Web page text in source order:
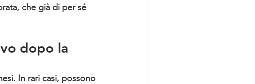
che già di per sé
dopo la
In rari casi, possono